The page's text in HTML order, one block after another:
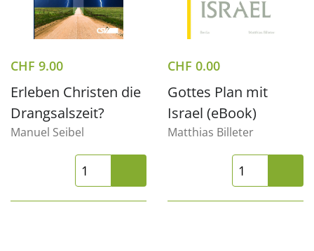
CHF 9.00
Erleben Christen die
Drangsalszeit?
Manuel Seibel
CHF 0.00
Gottes Plan mit
Israel (eBook)
Matthias Billeter